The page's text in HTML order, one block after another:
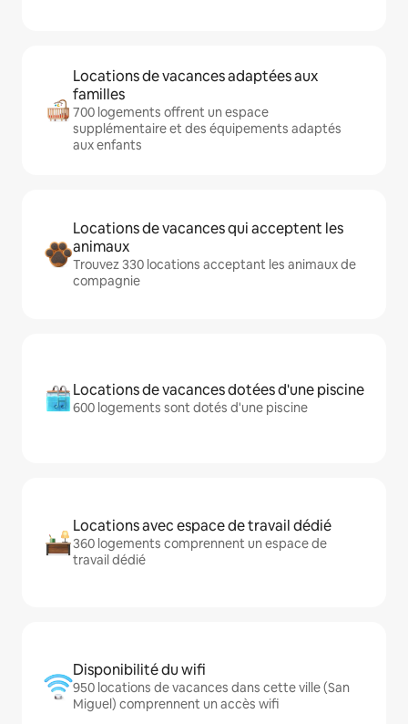
Locations de vacances adaptées aux
familles
700 logements offrent un espace
supplémentaire et des équipements adaptés
aux enfants
Locations de vacances qui acceptent les
animaux
Trouvez 330 locations acceptant les animaux de
compagnie
Locations de vacances dotées d'une piscine
600 logements sont dotés d'une piscine
Locations avec espace de travail dédié
360 logements comprennent un espace de
travail dédié
Disponibilité du wifi
950 locations de vacances dans cette ville (San
Miguel) comprennent un accès wifi